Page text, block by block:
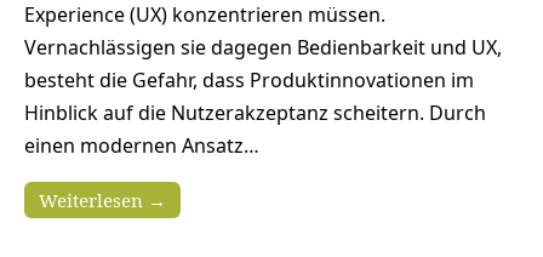
Experience (UX) konzentrieren müssen.
Vernachlässigen sie dagegen Bedienbarkeit und UX,
besteht die Gefahr, dass Produktinnovationen im
Hinblick auf die Nutzerakzeptanz scheitern. Durch
einen modernen Ansatz…
Weiterlesen →